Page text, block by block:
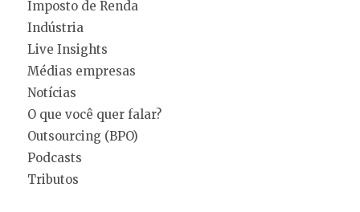
Imposto de Renda
Indústria
Live Insights
Médias empresas
Notícias
O que você quer falar?
Outsourcing (BPO)
Podcasts
Tributos